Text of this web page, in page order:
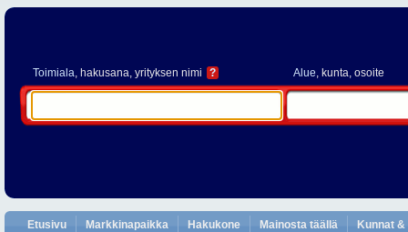
Toimiala, hakusana, yrityksen nimi ? Alue, kunta, osoite
Etusivu Markkinapaikka Hakukone Mainosta täällä Kunnat